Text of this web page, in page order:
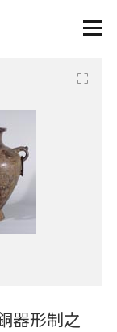
器形制之